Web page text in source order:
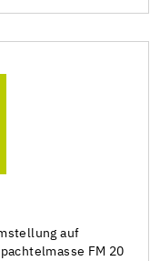
auf
FM 20